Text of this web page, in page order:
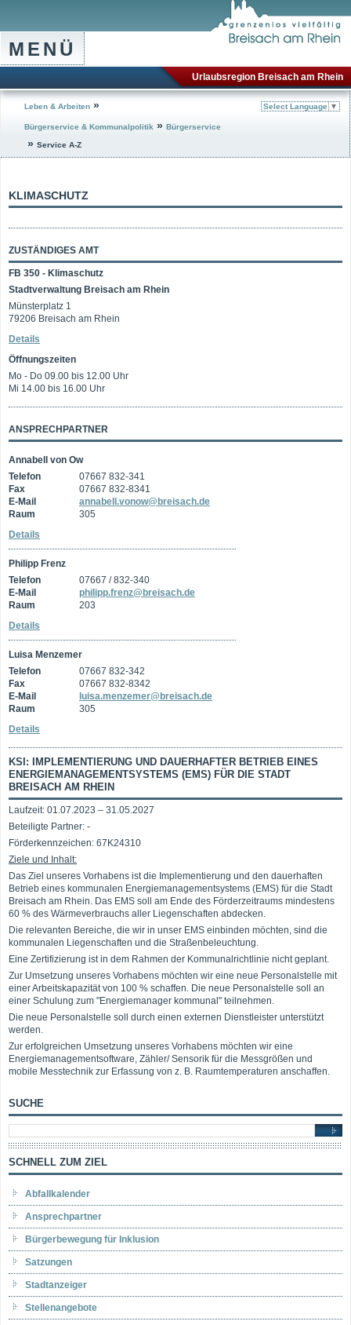
MENÜ
Urlaubsregion Breisach am Rhein
Leben & Arbeiten »
Bürgerservice & Kommunalpolitik » Bürgerservice
» Service A-Z
Select Language ▼
KLIMASCHUTZ
ZUSTÄNDIGES AMT
FB 350 - Klimaschutz
Stadtverwaltung Breisach am Rhein
Münsterplatz 1
79206 Breisach am Rhein
Details
Öffnungszeiten
Mo - Do 09.00 bis 12.00 Uhr
Mi 14.00 bis 16.00 Uhr
ANSPRECHPARTNER
Annabell von Ow
Telefon
07667 832-341
Fax
07667 832-8341
E-Mail
annabell.vonow@breisach.de
Raum
305
Details
Philipp Frenz
Telefon
07667 / 832-340
E-Mail
philipp.frenz@breisach.de
Raum
203
Details
Luisa Menzemer
Telefon
07667 832-342
Fax
07667 832-8342
E-Mail
luisa.menzemer@breisach.de
Raum
305
Details
KSI: IMPLEMENTIERUNG UND DAUERHAFTER BETRIEB EINES
ENERGIEMANAGEMENTSYSTEMS (EMS) FÜR DIE STADT
BREISACH AM RHEIN
Laufzeit: 01.07.2023 – 31.05.2027
Beteiligte Partner: -
Förderkennzeichen: 67K24310
Ziele und Inhalt:
Das Ziel unseres Vorhabens ist die Implementierung und den dauerhaften
Betrieb eines kommunalen Energiemanagementsystems (EMS) für die Stadt
Breisach am Rhein. Das EMS soll am Ende des Förderzeitraums mindestens
60 % des Wärmeverbrauchs aller Liegenschaften abdecken.
Die relevanten Bereiche, die wir in unser EMS einbinden möchten, sind die
kommunalen Liegenschaften und die Straßenbeleuchtung.
Eine Zertifizierung ist in dem Rahmen der Kommunalrichtlinie nicht geplant.
Zur Umsetzung unseres Vorhabens möchten wir eine neue Personalstelle mit
einer Arbeitskapazität von 100 % schaffen. Die neue Personalstelle soll an
einer Schulung zum "Energiemanager kommunal" teilnehmen.
Die neue Personalstelle soll durch einen externen Dienstleister unterstützt
werden.
Zur erfolgreichen Umsetzung unseres Vorhabens möchten wir eine
Energiemanagementsoftware, Zähler/ Sensorik für die Messgrößen und
mobile Messtechnik zur Erfassung von z. B. Raumtemperaturen anschaffen.
SUCHE
SCHNELL ZUM ZIEL
Abfallkalender
Ansprechpartner
Bürgerbewegung für Inklusion
Satzungen
Stadtanzeiger
Stellenangebote